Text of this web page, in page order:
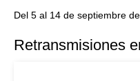
Del 5 al 14 de septiembre
Retransmisiones